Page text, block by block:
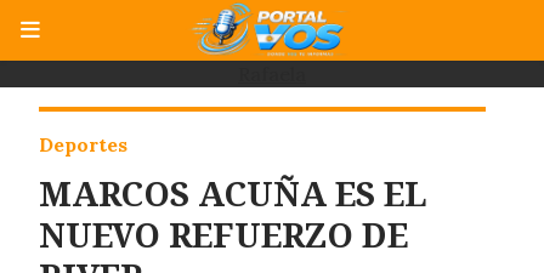
MARCOS ACUÑA ES EL
NUEVO REFUERZO DE
Deportes